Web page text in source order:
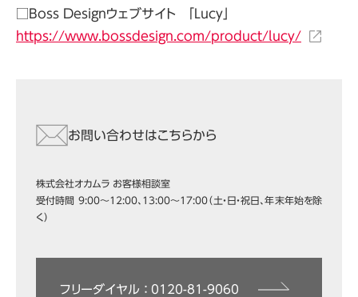
Boss Designウェブサイト 「 Lucy
https://www.bossdesign.com/product/lucy/
お問い合わせはこちらから
株式会社オカムラ お客様相談室
受付時間 9:00～12:00、13:00～17:00（土・日・祝日、年末年始を除
く）
フリーダイヤル ： 0120-81-9060